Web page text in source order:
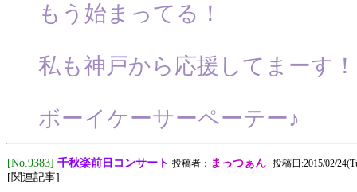
もう始まってる！
私も神戸から応援してまーす
ボーイケーサーペーテー♪
[No.9383] 千秋楽前日コンサート 投稿者： まっつぁん 投稿日:2015/02/
[関連記事]